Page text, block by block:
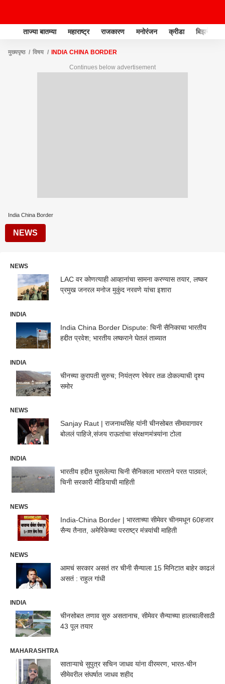
ताज्या बातम्या महाराष्ट्र राजकारण मनोरंजन क्रीडा बिझनेस
मुख्यपृष्ठ विषय INDIA CHINA BORDER
Continues below advertisement
India China Border
NEWS
NEWS
LAC वर कोणत्याही आव्हानांचा सामना करण्यास तयार, लष्कर
प्रमुख जनरल मनोज मुकुंद नरवणे यांचा इशारा
INDIA
India China Border Dispute: चिनी सैनिकाचा भारतीय
हद्दीत प्रवेश; भारतीय लष्कराने घेतलं ताब्यात
INDIA
चीनच्या कुरापती सुरुच; नियंत्रण रेषेवर तळ ठोकल्याची दृश्य
समोर
NEWS
Sanjay Raut | राजनाथसिंह यांनी चीनसोबत सीमावागावर
बोललं पाहिजे,संजय राऊतांचा संरक्षणमंत्र्यांना टोला
INDIA
भारतीय हद्दीत घुसलेल्या चिनी सैनिकाला भारताने परत पाठवलं;
चिनी सरकारी मीडियाची माहिती
NEWS
India-China Border | भारताच्या सीमेवर चीनमधून 60हजार
सैन्य तैनात, अमेरिकेच्या परराष्ट्र मंत्र्यांची माहिती
NEWS
आमचं सरकार असतं तर चीनी सैन्याला 15 मिनिटात बाहेर काढलं
असतं : राहुल गांधी
INDIA
चीनसोबत तणाव सुरु असतानाच, सीमेवर सैन्याच्या हालचालीसाठी
43 पूल तयार
MAHARASHTRA
साताऱ्याचे सुपुत्र सचिन जाधव यांना वीरमरण, भारत-चीन
सीमेवरील संघर्षात जाधव शहीद